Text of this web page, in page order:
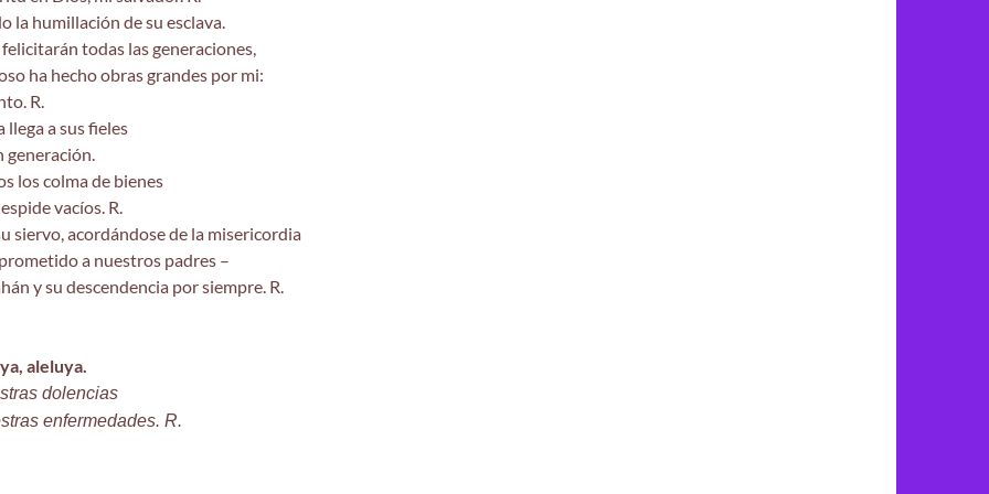
la humillación de su esclava.
todas las generaciones,
ha hecho obras grandes por mi:
R.
llega a sus fieles
generación.
los colma de bienes
vacíos. R.
siervo, acordándose de la misericordia
a nuestros padres –
y su descendencia por siempre. R.
aleluya.
dolencias
enfermedades. R.